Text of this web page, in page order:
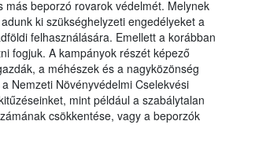
beporzó rovarok védelmét. Melynek
ki szükséghelyzeti engedélyeket a
felhasználására. Emellett a korábban
fogjuk. A kampányok részét képező
a méhészek és a nagyközönség
Nemzeti Növényvédelmi Cselekvési
mint például a szabálytalan
csökkentése, vagy a beporzók